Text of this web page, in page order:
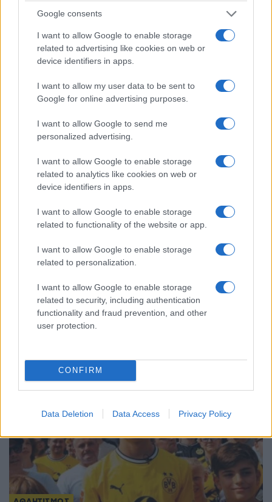
Google consents
I want to allow Google to enable storage
related to advertising like cookies on web or
device identifiers in apps.
I want to allow my user data to be sent to
Google for online advertising purposes.
I want to allow Google to send me
personalized advertising.
I want to allow Google to enable storage
related to analytics like cookies on web or
device identifiers in apps.
I want to allow Google to enable storage
related to functionality of the website or app.
I want to allow Google to enable storage
related to personalization.
I want to allow Google to enable storage
related to security, including authentication
functionality and fraud prevention, and other
user protection.
CONFIRM
Data Deletion Data Access Privacy Policy
ΑΘΛΗΤΙΣΜΟΣ
Champions League: «Κόλλησε» στο 0-0 με τη
4/08/2026 - 11:01μμ
ΑΘΛΗΤΙΣΜΟΣ
Μόντρεαλ: Αποφασιστικός Τσιτσιπάς, πέρασε
στον δεύτερο γύρο